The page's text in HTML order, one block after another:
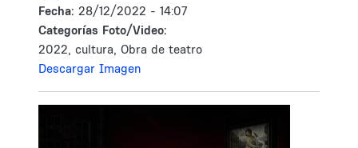
Fecha: 28/12/2022 - 14:07
Categorías Foto/Video:
2022, cultura, Obra de teatro
Descargar Imagen